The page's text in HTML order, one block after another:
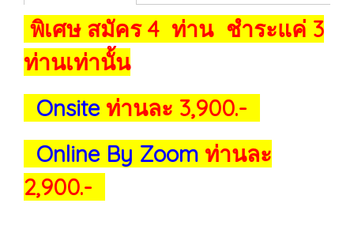
พิเศษ สมัคร 4 ท่าน ชำระแค่ 3
ท่านเท่านั้น
Onsite ท่านละ 3,900.-
Online By Zoom ท่านละ
2,900.-